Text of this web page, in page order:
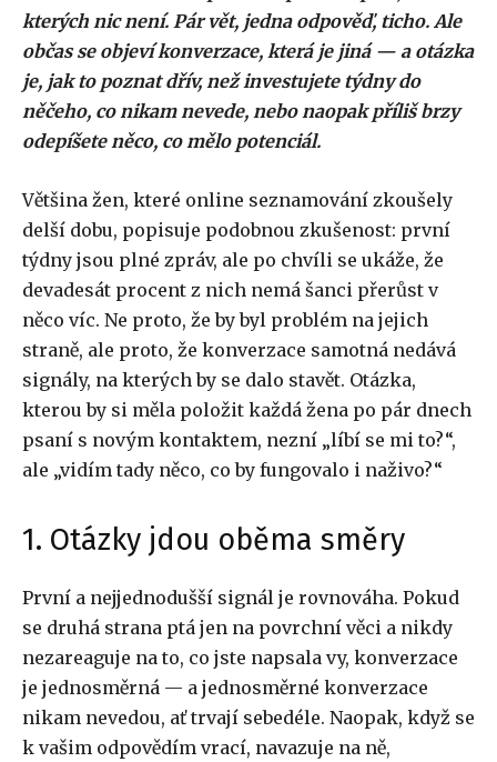
kterých nic není. Pár vět, jedna odpověď, ticho. Ale
občas se objeví konverzace, která je jiná — a otázka
je, jak to poznat dřív, než investujete týdny do
něčeho, co nikam nevede, nebo naopak příliš brzy
odepíšete něco, co mělo potenciál.
Většina žen, které online seznamování zkoušely
delší dobu, popisuje podobnou zkušenost: první
týdny jsou plné zpráv, ale po chvíli se ukáže, že
devadesát procent z nich nemá šanci přerůst v
něco víc. Ne proto, že by byl problém na jejich
straně, ale proto, že konverzace samotná nedává
signály, na kterých by se dalo stavět. Otázka,
kterou by si měla položit každá žena po pár dnech
psaní s novým kontaktem, nezní „líbí se mi to?“,
ale „vidím tady něco, co by fungovalo i naživo?“
1. Otázky jdou oběma směry
První a nejjednodušší signál je rovnováha. Pokud
se druhá strana ptá jen na povrchní věci a nikdy
nezareaguje na to, co jste napsala vy, konverzace
je jednosměrná — a jednosměrné konverzace
nikam nevedou, ať trvají sebedéle. Naopak, když se
k vašim odpovědím vrací, navazuje na ně,